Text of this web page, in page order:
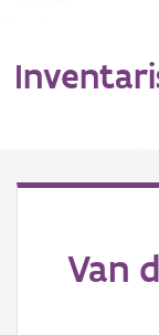
Erfgoedobject
Van